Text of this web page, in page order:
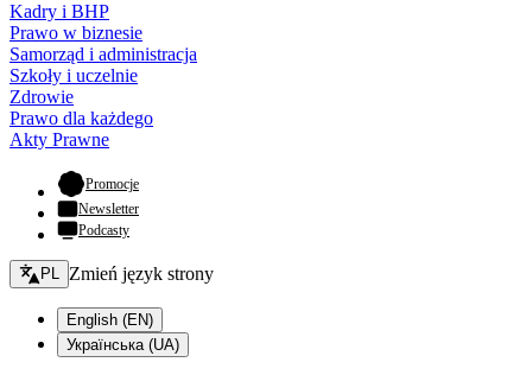
Kadry i BHP
Prawo w biznesie
Samorząd i administracja
Szkoły i uczelnie
Zdrowie
Prawo dla każdego
Akty Prawne
Promocje- otwiera się w nowej karcie
Newsletter
Podcasty
Zmień język - bieżący:
PL Zmień język strony
English (EN)
Українська (UA)